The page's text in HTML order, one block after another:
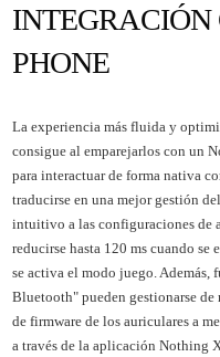
PHONE
La experiencia más fluida y
consigue al emparejarlos con un
para interactuar de forma nativa
traducirse en una mejor gestión
intuitivo a las configuraciones de
reducirse hasta 120 ms cuando
se activa el modo juego. Además,
Bluetooth" pueden gestionarse de
de firmware de los auriculares a
a través de la aplicación Nothing